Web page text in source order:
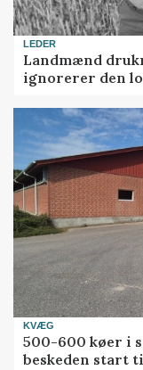
LEDER
Landmænd
ignorerer den
KVÆG
500-600 køer i
beskeden start